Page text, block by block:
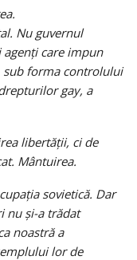
Nu guvernul
care impun
forma controlului
gay, a
libertății, ci de
Mântuirea.
sovietică. Dar
nu și-a trădat
noastră a
lor de